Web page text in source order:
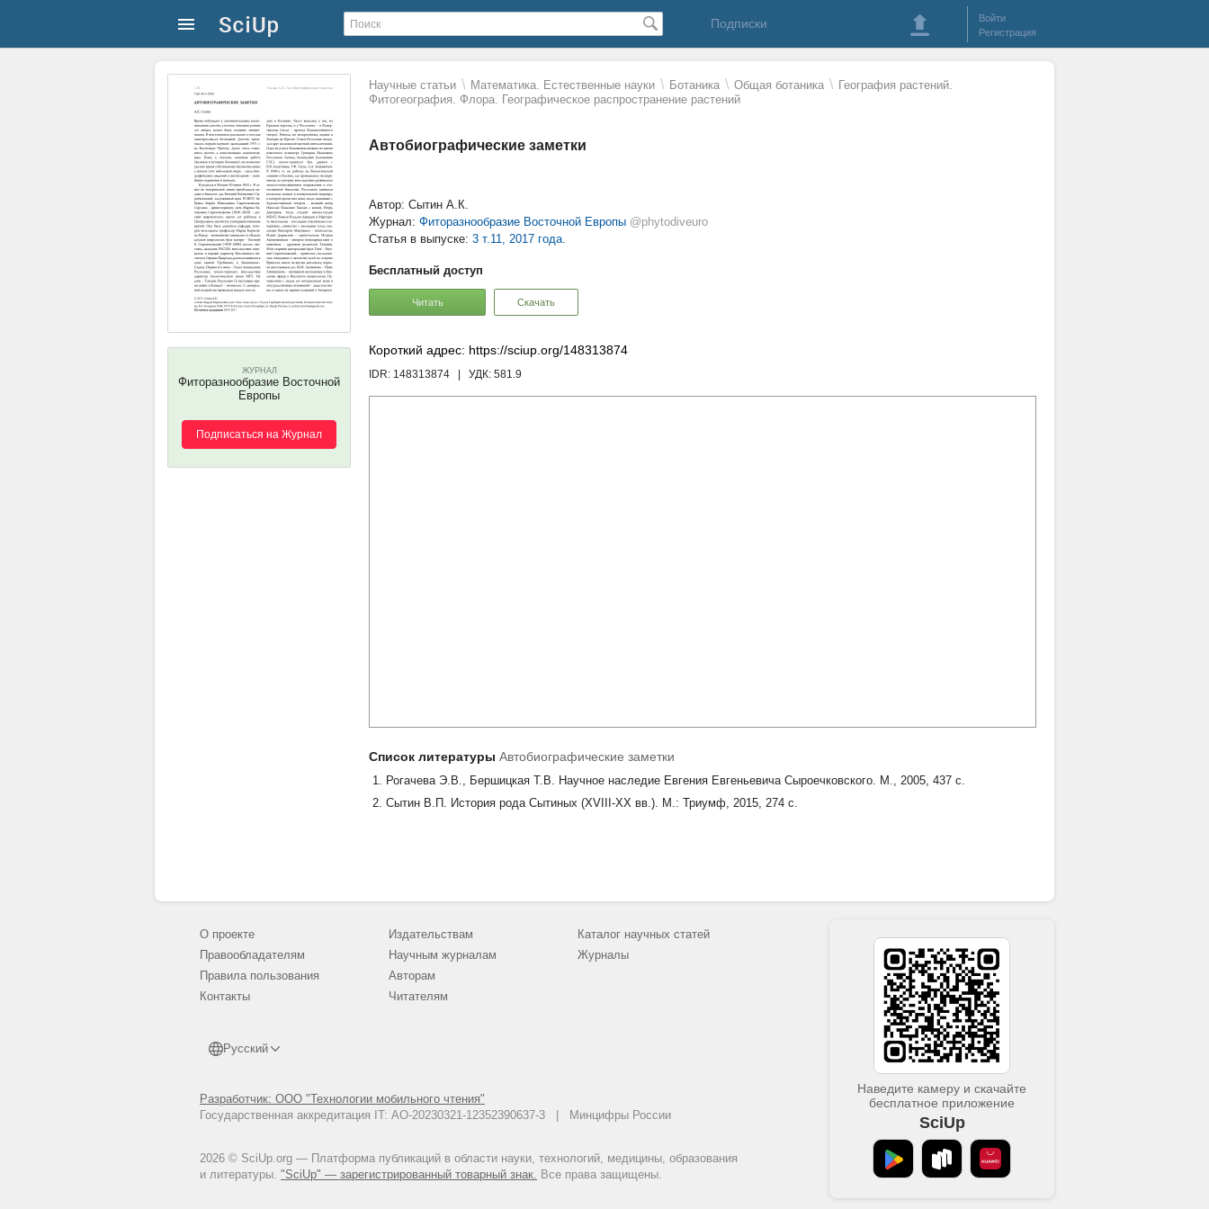
Подписки
Войти
Регистрация
Научные статьи \ Математика. Естественные науки \ Ботаника \ Общая ботаника \ География растений.
Фитогеография. Флора. Географическое распространение растений
Автобиографические заметки
ЖУРНАЛ
Фиторазнообразие Восточной
Европы
Подписаться на Журнал
Автор: Сытин А.К.
Журнал: Фиторазнообразие Восточной Европы @phytodiveuro
Статья в выпуске: 3 т.11, 2017 года.
Бесплатный доступ
Читать Скачать
Короткий адрес: https://sciup.org/148313874
IDR: 148313874 | УДК: 581.9
Список литературы Автобиографические заметки
Рогачева Э.В., Бершицкая Т.В. Научное наследие Евгения Евгеньевича Сыроечковского. М., 2005, 437 с.
Сытин В.П. История рода Сытиных (XVIII-XX вв.). М.: Триумф, 2015, 274 c.
О проекте
Правообладателям
Правила пользования
Контакты
Русский
Разработчик: ООО "Технологии мобильного чтения"
Государственная аккредитация IT: АО-20230321-12352390637-3 | Минцифры России
2026 © SciUp.org — Платформа публикаций в области науки, технологий, медицины, образования
и литературы. "SciUp" — зарегистрированный товарный знак. Все права защищены.
Издательствам
Научным журналам
Авторам
Читателям
Каталог научных статей
Журналы
Наведите камеру и скачайте
бесплатное приложение
SciUp